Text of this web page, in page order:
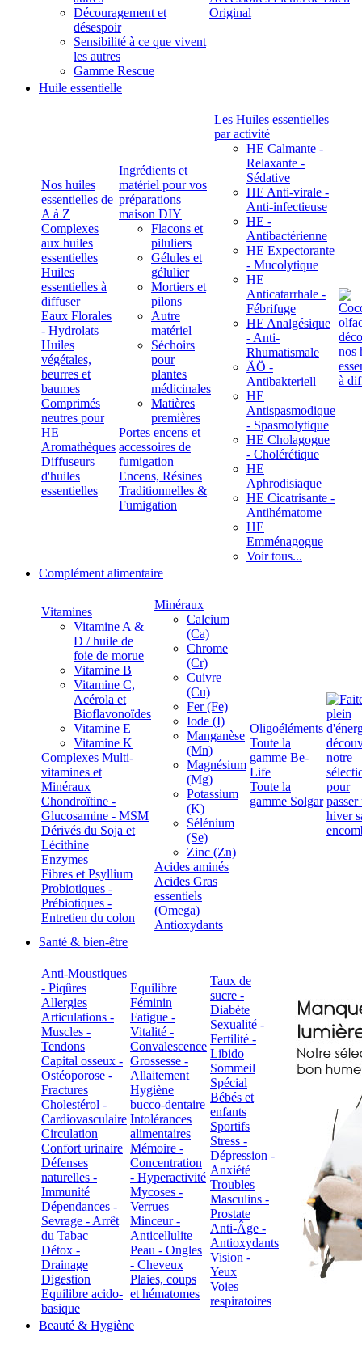
Découragement et
désespoir
Sensibilité à ce que vivent
les autres
Gamme Rescue
Original
Huile essentielle
Nos huiles
essentielles de
A à Z
Complexes
aux huiles
essentielles
Huiles
essentielles à
diffuser
Eaux Florales
- Hydrolats
Huiles
végétales,
beurres et
baumes
Comprimés
neutres pour
HE
Aromathèques
Diffuseurs
d'huiles
essentielles
Ingrédients et
matériel pour vos
préparations
maison DIY
Flacons et
piluliers
Gélules et
gélulier
Mortiers et
pilons
Autre
matériel
Séchoirs
pour
plantes
médicinales
Matières
premières
Portes encens et
accessoires de
fumigation
Encens, Résines
Traditionnelles &
Fumigation
Les Huiles essentielles
par activité
HE Calmante -
Relaxante -
Sédative
HE Anti-virale -
Anti-infectieuse
HE -
Antibactérienne
HE Expectorante
- Mucolytique
HE
Anticatarrhale -
Fébrifuge
HE Analgésique
- Anti-
Rhumatismale
ÄÖ -
Antibakteriell
HE
Antispasmodique
- Spasmolytique
HE Cholagogue
- Cholérétique
HE
Aphrodisiaque
HE Cicatrisante -
Antihématome
HE
Emménagogue
Voir tous...
Complément alimentaire
Vitamines
Vitamine A &
D / huile de
foie de morue
Vitamine B
Vitamine C,
Acérola et
Bioflavonoïdes
Vitamine E
Vitamine K
Complexes Multi-
vitamines et
Minéraux
Chondroïtine -
Glucosamine - MSM
Dérivés du Soja et
Lécithine
Enzymes
Fibres et Psyllium
Probiotiques -
Prébiotiques -
Entretien du colon
Minéraux
Calcium
(Ca)
Chrome
(Cr)
Cuivre
(Cu)
Fer (Fe)
Iode (I)
Manganèse
(Mn)
Magnésium
(Mg)
Potassium
(K)
Sélénium
(Se)
Zinc (Zn)
Acides aminés
Acides Gras
essentiels
(Omega)
Antioxydants
Oligoéléments
Toute la
gamme Be-
Life
Toute la
gamme Solgar
Santé & bien-être
Anti-Moustiques
- Piqûres
Allergies
Articulations -
Muscles -
Tendons
Capital osseux -
Ostéoporose -
Fractures
Cholestérol -
Cardiovasculaire
Circulation
Confort urinaire
Défenses
naturelles -
Immunité
Dépendances -
Sevrage - Arrêt
du Tabac
Détox -
Drainage
Digestion
Equilibre acido-
basique
Equilibre
Féminin
Fatigue -
Vitalité -
Convalescence
Grossesse -
Allaitement
Hygiène
bucco-dentaire
Intolérances
alimentaires
Mémoire -
Concentration
- Hyperactivité
Mycoses -
Verrues
Minceur -
Anticellulite
Peau - Ongles
- Cheveux
Plaies, coups
et hématomes
Taux de
sucre -
Diabète
Sexualité -
Fertilité -
Libido
Sommeil
Spécial
Bébés et
enfants
Sportifs
Stress -
Dépression -
Anxiété
Troubles
Masculins -
Prostate
Anti-Âge -
Antioxydants
Vision -
Yeux
Voies
respiratoires
Beauté & Hygiène